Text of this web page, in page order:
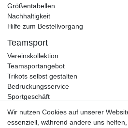
Größentabellen
Nachhaltigkeit
Hilfe zum Bestellvorgang
Teamsport
Vereinskollektion
Teamsportangebot
Trikots selbst gestalten
Bedruckungsservice
Sportgeschäft
Wir nutzen Cookies auf unserer
essenziell, während andere uns